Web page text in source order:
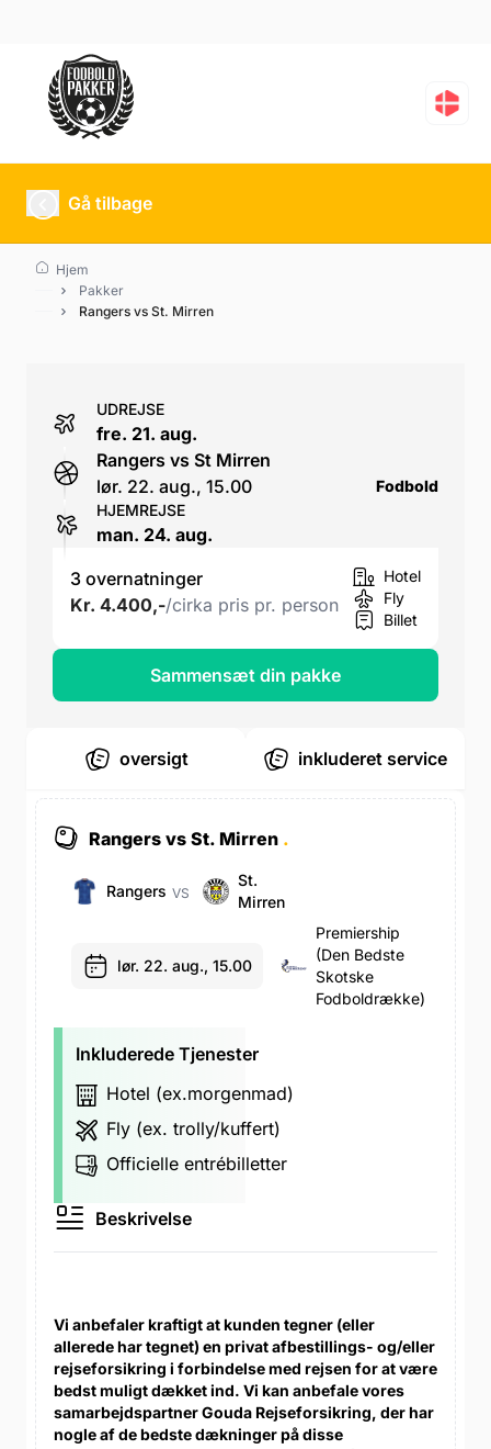
Rangers vs St. Mirren
Gå tilbage
Hjem
Pakker
Rangers vs St. Mirren
oversigt inkluderet service
Rangers vs St. Mirren .
Rangers VS
St.
Mirren
lør. 22. aug., 15.00
Premiership
(den Bedste
Skotske
Fodboldrække)
Inkluderede Tjenester
Hotel (ex.morgenmad)
Fly (ex. trolly/kuffert)
Officielle entrébilletter
Beskrivelse
Vi anbefaler kraftigt at kunden tegner (eller
allerede har tegnet) en privat afbestillings- og/eller
rejseforsikring i forbindelse med rejsen for at være
bedst muligt dækket ind. Vi kan anbefale vores
samarbejdspartner Gouda Rejseforsikring, der har
nogle af de bedste dækninger på disse
UDREJSE
fre. 21. aug.
Rangers vs St Mirren
lør. 22. aug., 15.00
Fodbold
HJEMREJSE
man. 24. aug.
3 overnatninger
Kr. 4.400,-/cirka pris pr. person
Hotel
Fly
Billet
Sammensæt din pakke